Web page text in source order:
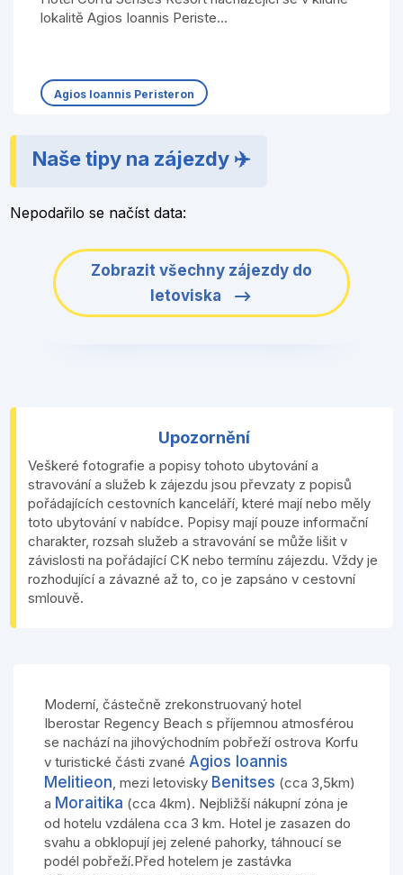
lokalitě Agios Ioannis Periste...
Agios Ioannis Peristeron
Naše tipy na zájezdy ✈️
Nepodařilo se načíst data:
Zobrazit všechny zájezdy do
letoviska
Upozornění
Veškeré fotografie a popisy tohoto ubytování a
stravování a služeb k zájezdu jsou převzaty z popisů
pořádajících cestovních kanceláří, které mají nebo měly
toto ubytování v nabídce. Popisy mají pouze informační
charakter, rozsah služeb a stravování se může lišit v
závislosti na pořádající CK nebo termínu zájezdu. Vždy je
rozhodující a závazné až to, co je zapsáno v cestovní
smlouvě.
Moderní, částečně zrekonstruovaný hotel
Iberostar Regency Beach s příjemnou atmosférou
se nachází na jihovýchodním pobřeží ostrova Korfu
v turistické části zvané Agios Ioannis
Melitieon , mezi letovisky Benitses (cca 3,5km)
a Moraitika (cca 4km). Nejbližší nákupní zóna je
od hotelu vzdálena cca 3 km. Hotel je zasazen do
svahu a obklopují jej zelené pahorky, táhnoucí se
podél pobřeží.Před hotelem je zastávka